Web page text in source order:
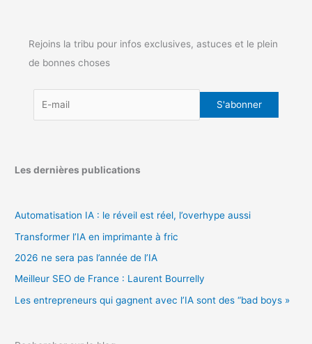
Rejoins la tribu pour infos exclusives, astuces et le plein
de bonnes choses
Les dernières publications
Automatisation IA : le réveil est réel, l’overhype aussi
Transformer l’IA en imprimante à fric
2026 ne sera pas l’année de l’IA
Meilleur SEO de France : Laurent Bourrelly
Les entrepreneurs qui gagnent avec l’IA sont des “bad boys »